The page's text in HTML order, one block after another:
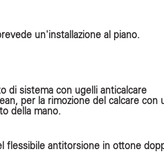
un'installazione al piano.
di sistema con ugelli anticalcare
per la rimozione del calcare con
della mano.
flessibile antitorsione in ottone